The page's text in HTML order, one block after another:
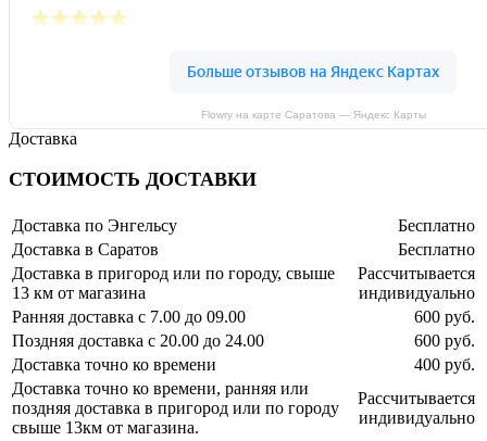
Flowry на карте Саратова — Яндекс Карты
Доставка
СТОИМОСТЬ ДОСТАВКИ
Доставка по Энгельсу
Бесплатно
Доставка в Саратов
Бесплатно
Доставка в пригород или по городу, свыше
13 км от магазина
Рассчитывается
индивидуально
Ранняя доставка с 7.00 до 09.00
600 руб.
Поздняя доставка с 20.00 до 24.00
600 руб.
Доставка точно ко времени
400 руб.
Доставка точно ко времени, ранняя или
поздняя доставка в пригород или по городу
свыше 13км от магазина.
Рассчитывается
индивидуально